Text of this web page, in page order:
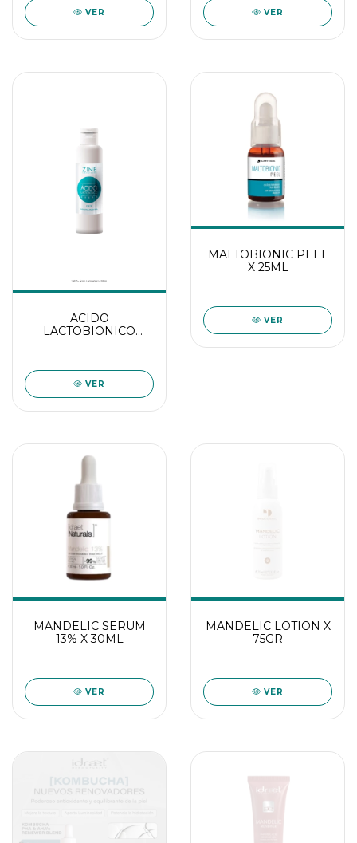
VER VER
ACIDO
LACTOBIONICO
VER
MALTOBIONIC PEEL
X 25ML
VER
MANDELIC SERUM
13% X 30ML
VER
MANDELIC LOTION X
75GR
VER